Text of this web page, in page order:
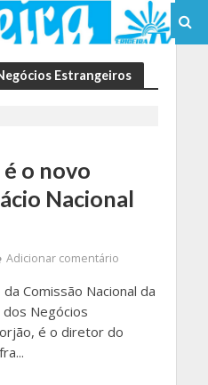
Estrangeiros
o novo
Nacional
Adicionar comentário
Comissão Nacional da
dos Negócios
é o diretor do